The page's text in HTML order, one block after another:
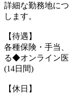
詳細な勤務地に
します。
【待遇】
各種保険・手当
る◆オンライン
(14日間)
【休日】